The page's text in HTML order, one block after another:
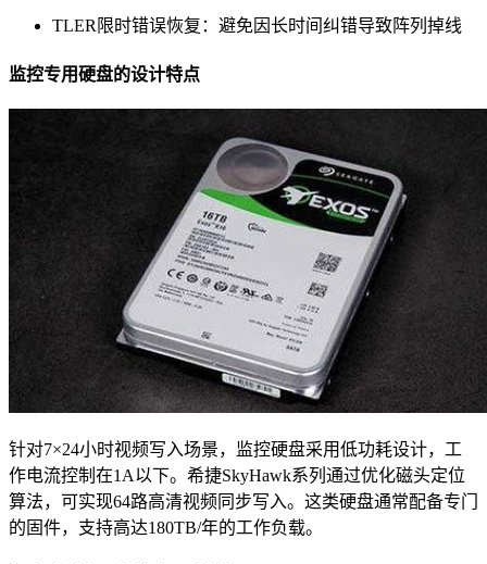
TLER限时错误恢复：避免因长时间纠错导致阵列掉线
监控专用硬盘的设计特点
针对7×24小时视频写入场景，监控硬盘采用低功耗设计，工
作电流控制在1A以下。希捷SkyHawk系列通过优化磁头定位
算法，可实现64路高清视频同步写入。这类硬盘通常配备专门
的固件，支持高达180TB/年的工作负载。